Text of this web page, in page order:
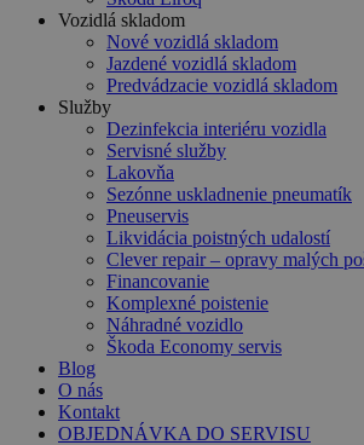
Vozidlá skladom
Nové vozidlá skladom
Jazdené vozidlá skladom
Predvádzacie vozidlá skladom
Služby
Dezinfekcia interiéru vozidla
Servisné služby
Lakovňa
Sezónne uskladnenie pneumatík
Pneuservis
Likvidácia poistných udalostí
Clever repair – opravy malých
Financovanie
Komplexné poistenie
Náhradné vozidlo
Škoda Economy servis
Blog
O nás
Kontakt
OBJEDNÁVKA DO SERVISU